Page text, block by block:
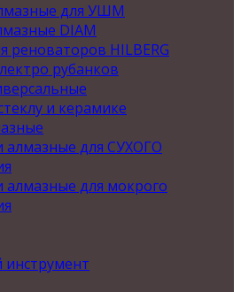
для УШМ
DIAM
реноваторов HILBERG
рубанков
и керамике
алмазные для СУХОГО
для мокрого